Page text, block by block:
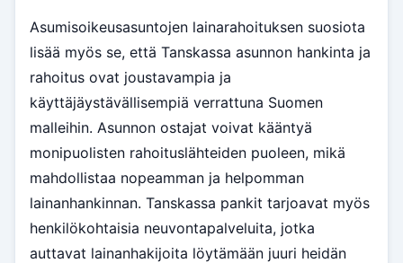
Asumisoikeusasuntojen lainarahoituksen suosiota
lisää myös se, että Tanskassa asunnon hankinta ja
rahoitus ovat joustavampia ja
käyttäjäystävällisempiä verrattuna Suomen
malleihin. Asunnon ostajat voivat kääntyä
monipuolisten rahoituslähteiden puoleen, mikä
mahdollistaa nopeamman ja helpomman
lainanhankinnan. Tanskassa pankit tarjoavat myös
henkilökohtaisia neuvontapalveluita, jotka
auttavat lainanhakijoita löytämään juuri heidän